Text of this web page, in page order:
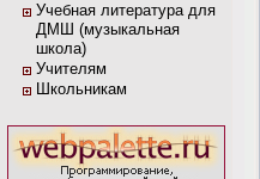
Учебная литература для
ДМШ (музыкальная
школа)
Учителям
Школьникам